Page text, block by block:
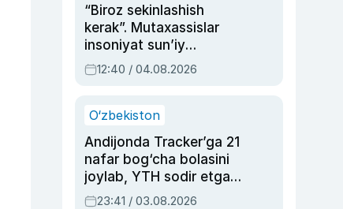
“Biroz sekinlashish
kerak”. Mutaxassislar
insoniyat sun’iy
intellektni boshqara
olmay qolishidan xavotir
12:40 / 04.08.2026
O‘zbekiston
Andijonda Tracker’ga 21
nafar bog‘cha bolasini
joylab, YTH sodir etgan
ayolga sud hukmi o‘qildi
23:41 / 03.08.2026